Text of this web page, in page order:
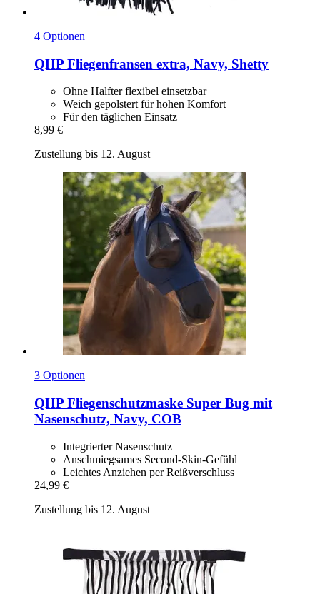
4 Optionen
QHP Fliegenfransen extra, Navy, Shetty
Ohne Halfter flexibel einsetzbar
Weich gepolstert für hohen Komfort
Für den täglichen Einsatz
8,99 €
Zustellung bis 12. August
3 Optionen
QHP Fliegenschutzmaske Super Bug mit
Nasenschutz, Navy, COB
Integrierter Nasenschutz
Anschmiegsames Second-Skin-Gefühl
Leichtes Anziehen per Reißverschluss
24,99 €
Zustellung bis 12. August